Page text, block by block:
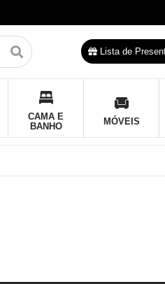
Lista de
CAMA E
BANHO
MÓVEIS